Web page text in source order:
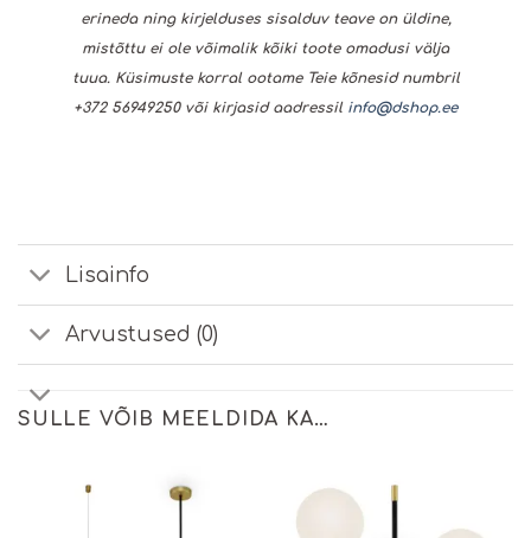
erineda ning kirjelduses sisalduv teave on üldine,
mistõttu ei ole võimalik kõiki toote omadusi välja
tuua. Küsimuste korral ootame Teie kõnesid numbril
+372 56949250 või kirjasid aadressil info@dshop.ee
Lisainfo
Arvustused (0)
SULLE VÕIB MEELDIDA KA…